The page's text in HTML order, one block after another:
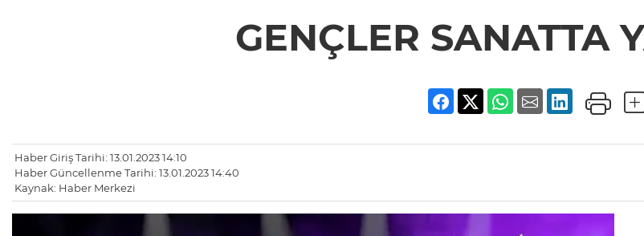
GENÇLER SANATTA
Haber Giriş Tarihi: 13.01.2023 14:10
Haber Güncellenme Tarihi: 13.01.2023 14:40
Kaynak: Haber Merkezi